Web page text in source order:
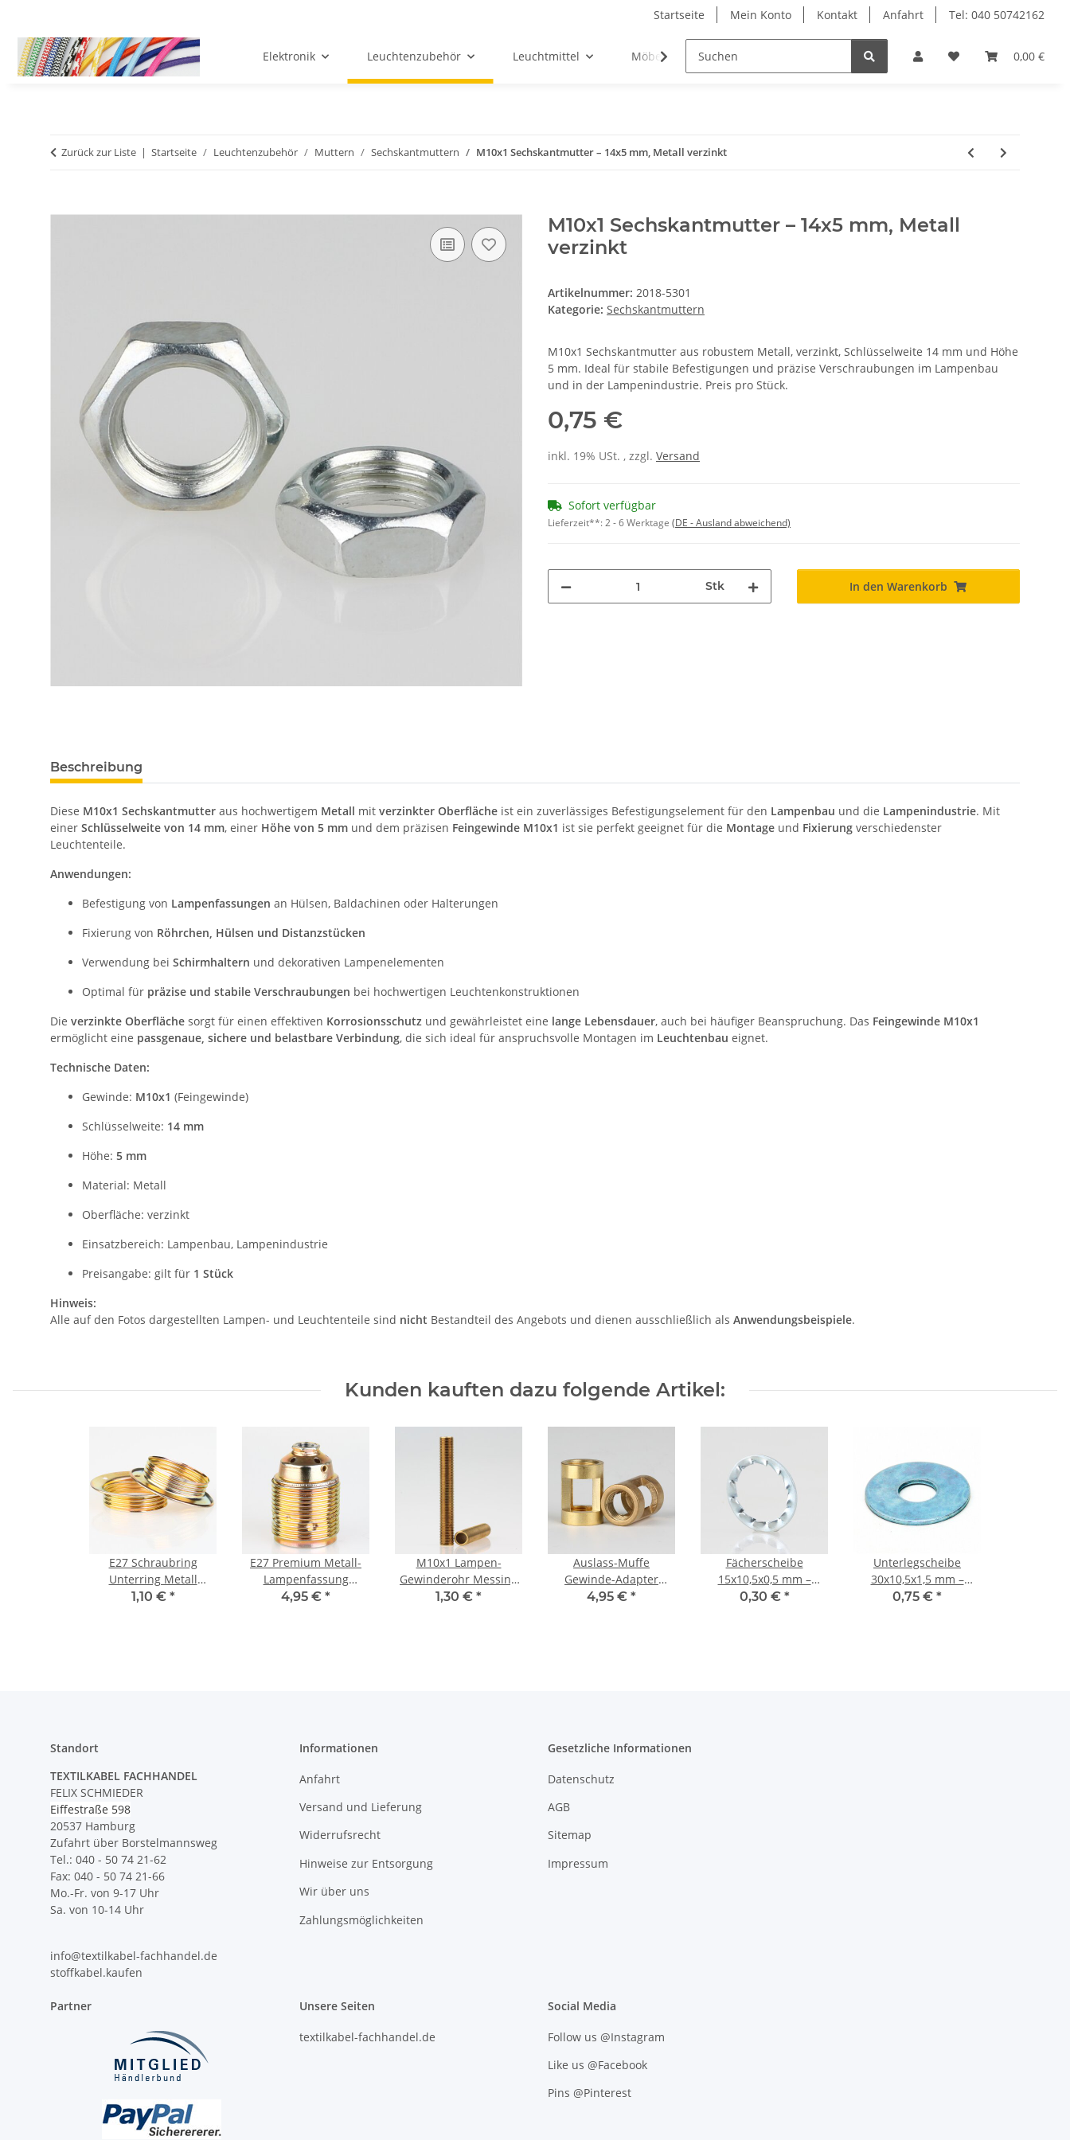
Startseite Mein Konto Kontakt Anfahrt Tel: 040 50742162
0,00 €
Elektronik Leuchtenzubehör Leuchtmittel Möbel-Ersatzteile
Zurück zur Liste Startseite Leuchtenzubehör Muttern Sechskantmuttern M10x1 Sechskantmutter – 14x5 mm, Metall verzinkt
M10x1 Sechskantmutter – 14x5 mm, Metall
verzinkt
Artikelnummer: 2018-5301
Kategorie: Sechskantmuttern
M10x1 Sechskantmutter aus robustem Metall, verzinkt, Schlüsselweite 14 mm und Höhe
5 mm. Ideal für stabile Befestigungen und präzise Verschraubungen im Lampenbau
und in der Lampenindustrie. Preis pro Stück.
0,75 €
inkl. 19% USt. , zzgl. Versand
Sofort verfügbar
Lieferzeit**:2 - 6 Werktage (DE - Ausland abweichend)
Stk In den Warenkorb
Beschreibung
Diese M10x1 Sechskantmutter aus hochwertigem Metall mit verzinkter Oberfläche ist ein zuverlässiges Befestigungselement für den Lampenbau und die Lampenindustrie. Mit
einer Schlüsselweite von 14 mm, einer Höhe von 5 mm und dem präzisen Feingewinde M10x1 ist sie perfekt geeignet für die Montage und Fixierung verschiedenster
Leuchtenteile.
Anwendungen:
Befestigung von Lampenfassungen an Hülsen, Baldachinen oder Halterungen
Fixierung von Röhrchen, Hülsen und Distanzstücken
Verwendung bei Schirmhaltern und dekorativen Lampenelementen
Optimal für präzise und stabile Verschraubungen bei hochwertigen Leuchtenkonstruktionen
Die verzinkte Oberfläche sorgt für einen effektiven Korrosionsschutz und gewährleistet eine lange Lebensdauer, auch bei häufiger Beanspruchung. Das Feingewinde M10x1
ermöglicht eine passgenaue, sichere und belastbare Verbindung, die sich ideal für anspruchsvolle Montagen im Leuchtenbau eignet.
Technische Daten:
Gewinde: M10x1 (Feingewinde)
Schlüsselweite: 14 mm
Höhe: 5 mm
Material: Metall
Oberfläche: verzinkt
Einsatzbereich: Lampenbau, Lampenindustrie
Preisangabe: gilt für 1 Stück
Hinweis:
Alle auf den Fotos dargestellten Lampen- und Leuchtenteile sind nicht Bestandteil des Angebots und dienen ausschließlich als Anwendungsbeispiele.
Kunden kauften dazu folgende Artikel:
E27 Schraubring
Unterring Metall
vermessingt 39/56x13
1,10 € *
E27 Premium Metall-
Lampenfassung
vermessingt mit
4,95 € *
M10x1 Lampen-
Gewinderohr Messing
roh – 70 mm Länge,
1,30 € *
Auslass-Muffe
Gewinde-Adapter
Messing roh M10x1
4,95 € *
Fächerscheibe
15x10,5x0,5 mm –
Metall, verzinkt (für
0,30 € *
Unterlegscheibe
30x10,5x1,5 mm –
Metall, verzinkt (für
0,75 € *
Standort
TEXTILKABEL FACHHANDEL
FELIX SCHMIEDER
Eiffestraße 598
20537 Hamburg
Zufahrt über Borstelmannsweg
Tel.: 040 - 50 74 21-62
Fax: 040 - 50 74 21-66
Mo.-Fr. von 9-17 Uhr
Sa. von 10-14 Uhr
info@textilkabel-fachhandel.de
stoffkabel.kaufen
Informationen
Anfahrt
Versand und Lieferung
Widerrufsrecht
Hinweise zur Entsorgung
Wir über uns
Zahlungsmöglichkeiten
Gesetzliche Informationen
Datenschutz
AGB
Sitemap
Impressum
Partner Unsere Seiten
textilkabel-fachhandel.de
Social Media
Follow us @Instagram
Like us @Facebook
Pins @Pinterest